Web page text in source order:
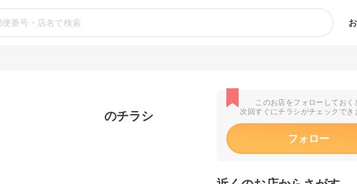
伯店 のチラシ
このお店をフォローしておく
次回すぐにチラシがチェックでき
フォロー